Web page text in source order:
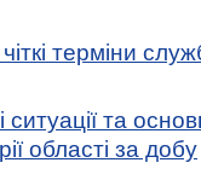
терміни
та
області за добу